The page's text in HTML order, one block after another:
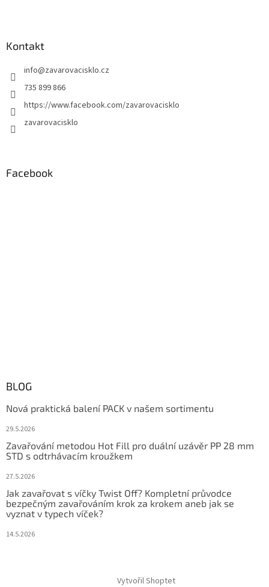
Kontakt
info@zavarovacisklo.cz
735 899 866
https://www.facebook.com/zavarovacisklo
zavarovacisklo
Facebook
BLOG
Nová praktická balení PACK v našem sortimentu
29.5.2026
Zavařování metodou Hot Fill pro duální uzávěr PP 28 mm
STD s odtrhávacím kroužkem
27.5.2026
Jak zavařovat s víčky Twist Off? Kompletní průvodce
bezpečným zavařováním krok za krokem aneb jak se
vyznat v typech víček?
14.5.2026
Vytvořil Shoptet